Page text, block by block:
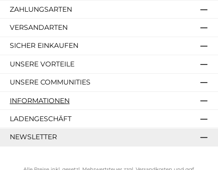
ZAHLUNGSARTEN
VERSANDARTEN
SICHER EINKAUFEN
UNSERE VORTEILE
UNSERE COMMUNITIES
INFORMATIONEN
LADENGESCHÄFT
NEWSLETTER